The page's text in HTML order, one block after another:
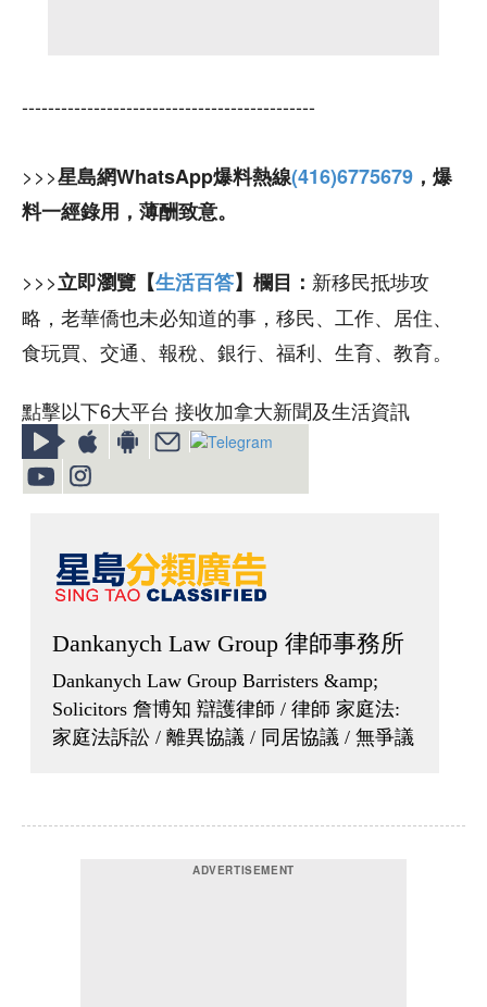
---------------------------------------------
>>>星島網WhatsApp爆料熱線(416)6775679 ，爆
料一經錄用，薄酬致意。
>>>立即瀏覽【生活百答】欄目： 新移民抵埗攻
略，老華僑也未必知道的事，移民、工作、居住、
食玩買、交通、報稅、銀行、福利、生育、教育。
點擊以下6大平台 接收加拿大新聞及生活資訊